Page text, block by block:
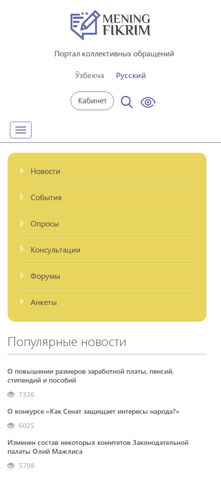
Портал коллективных обращений
Ўзбекча Русский
Кабинет
Toggle
navigation
Новости
События
Опросы
Консультации
Форумы
Анкеты
Популярные новости
О повышении размеров заработной платы, пенсий,
стипендий и пособий
7326
О конкурсе «Как Сенат защищает интересы народа?»
6025
Изменен состав некоторых комитетов Законодательной
палаты Олий Мажлиса
5798